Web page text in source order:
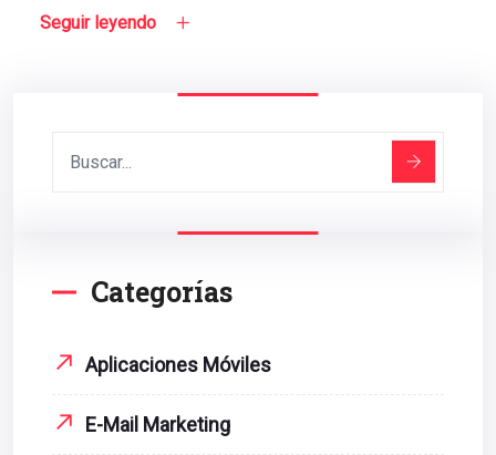
Seguir leyendo
Categorías
Aplicaciones Móviles
E-Mail Marketing